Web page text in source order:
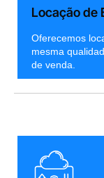
Locação de
Oferecemos
mesma
de venda.